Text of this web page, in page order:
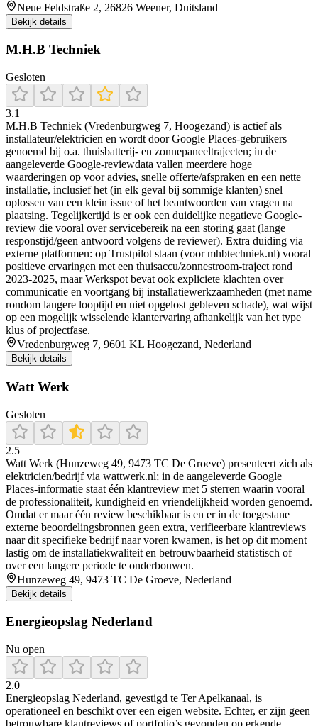
Neue Feldstraße 2, 26826 Weener, Duitsland
Bekijk details
M.H.B Techniek
Gesloten
3.1
M.H.B Techniek (Vredenburgweg 7, Hoogezand) is actief als
installateur/elektricien en wordt door Google Places-gebruikers
genoemd bij o.a. thuisbatterij- en zonnepaneeltrajecten; in de
aangeleverde Google-reviewdata vallen meerdere hoge
waarderingen op voor advies, snelle offerte/afspraken en een nette
installatie, inclusief het (in elk geval bij sommige klanten) snel
oplossen van een klein issue of het beantwoorden van vragen na
plaatsing. Tegelijkertijd is er ook een duidelijke negatieve Google-
review die vooral over servicebereik na een storing gaat (lange
responstijd/geen antwoord volgens de reviewer). Extra duiding via
externe platformen: op Trustpilot staan (voor mhbtechniek.nl) vooral
positieve ervaringen met een thuisaccu/zonnestroom-traject rond
2023-2025, maar Werkspot bevat ook expliciete klachten over
communicatie en voortgang bij installatiewerkzaamheden (met name
rondom langere looptijd en niet opgelost gebleven schade), wat wijst
op een mogelijk wisselende klantervaring afhankelijk van het type
klus of projectfase.
Vredenburgweg 7, 9601 KL Hoogezand, Nederland
Bekijk details
Watt Werk
Gesloten
2.5
Watt Werk (Hunzeweg 49, 9473 TC De Groeve) presenteert zich als
elektricien/bedrijf via wattwerk.nl; in de aangeleverde Google
Places-informatie staat één klantreview met 5 sterren waarin vooral
de professionaliteit, kundigheid en vriendelijkheid worden genoemd.
Omdat er maar één review beschikbaar is en er in de toegestane
externe beoordelingsbronnen geen extra, verifieerbare klantreviews
naar dit specifieke bedrijf naar voren kwamen, is het op dit moment
lastig om de installatiekwaliteit en betrouwbaarheid statistisch of
over een langere periode te onderbouwen.
Hunzeweg 49, 9473 TC De Groeve, Nederland
Bekijk details
Energieopslag Nederland
Nu open
2.0
Energieopslag Nederland, gevestigd te Ter Apelkanaal, is
operationeel en beschikt over een eigen website. Echter, er zijn geen
betrouwbare klantreviews of portfolio’s gevonden op erkende